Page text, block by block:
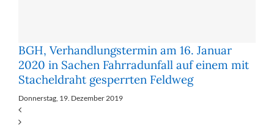
BGH, Verhandlungstermin am 16. Januar
2020 in Sachen Fahrradunfall auf einem mit
Stacheldraht gesperrten Feldweg
Donnerstag, 19. Dezember 2019